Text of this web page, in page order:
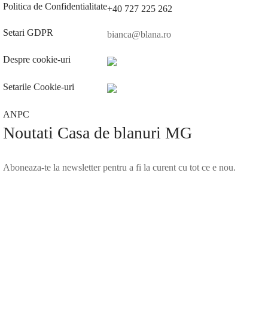
Politica de Confidentialitate
Setari GDPR
Despre cookie-uri
Setarile Cookie-uri
ANPC
+40 727 225 262
bianca@blana.ro
Noutati Casa de blanuri MG
Aboneaza-te la newsletter pentru a fi la curent cu tot ce e nou.